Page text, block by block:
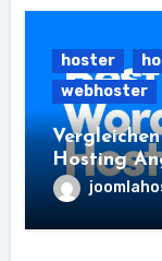
hoster
webhoster
Hosting